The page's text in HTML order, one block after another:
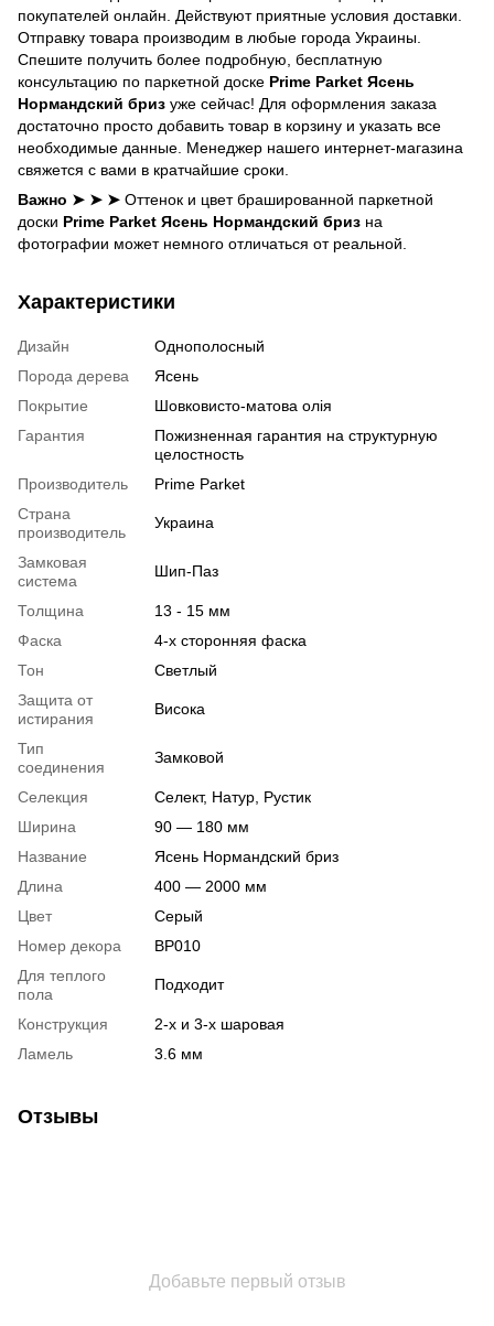
покупателей онлайн. Действуют приятные условия доставки.
Отправку товара производим в любые города Украины.
Спешите получить более подробную, бесплатную
консультацию по паркетной доскe Prime Parket Ясень
Нормандский бриз уже сейчас! Для оформления заказа
достаточно просто добавить товар в корзину и указать все
необходимые данные. Менеджер нашего интернет-магазина
свяжется с вами в кратчайшие сроки.
Важно ➤ ➤ ➤ Оттенок и цвет брашированной паркетной
доски Prime Parket Ясень Нормандский бриз на
фотографии может немного отличаться от реальной.
Характеристики
Дизайн
Однополосный
Порода дерева
Ясень
Покрытие
Шовковисто-матова олія
Гарантия
Пожизненная гарантия на структурную
целостность
Производитель
Prime Parket
Страна
производитель
Украина
Замковая
система
Шип-Паз
Толщина
13 - 15 мм
Фаска
4-х сторонняя фаска
Тон
Светлый
Защита от
истирания
Висока
Тип
соединения
Замковой
Селекция
Селект, Натур, Рустик
Ширина
90 — 180 мм
Название
Ясень Нормандский бриз
Длина
400 — 2000 мм
Цвет
Серый
Номер декора
BP010
Для теплого
пола
Подходит
Конструкция
2-х и 3-х шаровая
Ламель
3.6 мм
Отзывы
Добавьте первый отзыв